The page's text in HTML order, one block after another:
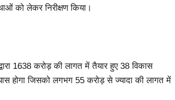
को लेकर निरीक्षण किया।
1638 करोड़ की लागत में तैयार हुए 38 विकास
होगा जिसको लगभग 55 करोड़ से ज्यादा की लागत में